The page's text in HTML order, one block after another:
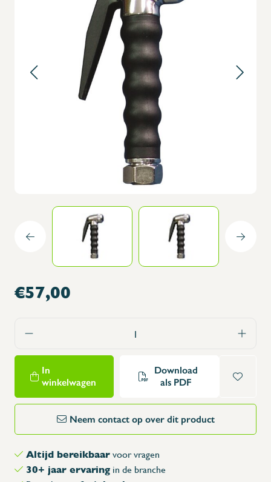
€57,00
In
winkelwagen
Download
als PDF
Neem contact op over dit product
Altijd bereikbaar voor vragen
30+ jaar ervaring in de branche